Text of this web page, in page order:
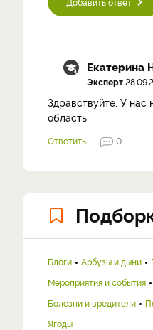
Екатерина
Эксперт
Здравствуйте. У нас
область
Ответить 0
Блоги Арбузы и дыни
Мероприятия и события
Болезни и вредители
Ягоды